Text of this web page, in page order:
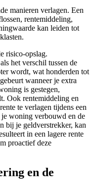
manieren verlagen. Een
rentemiddeling,
kan leiden tot
risico-opslag.
het verschil tussen de
wordt, wat honderden tot
wanneer je extra
is gestegen,
Ook rentemiddeling en
te verlagen tijdens een
je woning verbouwd en de
bij je geldverstrekker, kan
in een lagere rente
proactief deze
en de